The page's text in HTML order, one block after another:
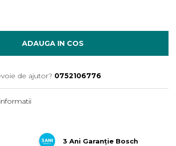
ADAUGA IN COS
de ajutor? 0752106776
3 Ani Garanție Bosch